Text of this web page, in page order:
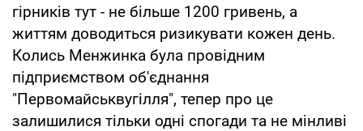
гірників тут - не більше 1200 гривень, а
життям доводиться ризикувати кожен день.
Колись Менжинка була провідним
підприємством об'єднання
"Первомайськвугілля", тепер про це
залишилися тільки одні спогади та не мінливі